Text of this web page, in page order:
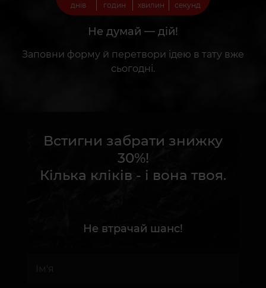
днів годин хвилин секунд
Не думай — дій!
Заповни форму й перетвори ідею в тату вже
сьогодні.
Встигни забрати знижку
30%!
Кілька кліків - і вона твоя.
Не втрачай шанс!